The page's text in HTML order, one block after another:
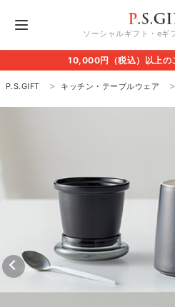
ソーシャルギフト・eギ
10,000円（税込）以上の
P.S.GIFT キッチン・テーブルウェア